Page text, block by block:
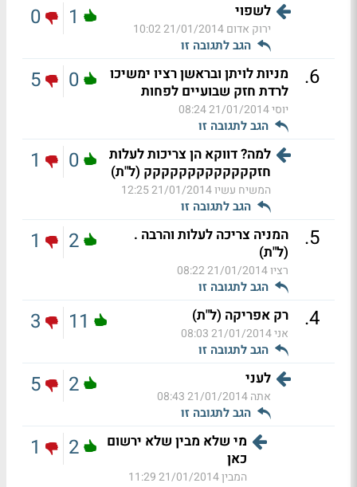
לשפוי
ירוק אדום21/01/2014 10:02
הגב לתגובה זו
1
0
6
.
מניות לויתן ובראשן רציו ימשיכו
לרדת חזק שבועיים לפחות
יוסי21/01/2014 08:24
הגב לתגובה זו
0
5
למה? דווקא הן צריכות לעלות
חזקקקקקקקקקקקקק (ל"ת)
המשיח עשיו21/01/2014 12:25
הגב לתגובה זו
0
1
5
.
המניה צריכה לעלות והרבה .
(ל"ת)
רציו21/01/2014 08:22
הגב לתגובה זו
2
1
4
. רק אפריקה (ל"ת)
אני21/01/2014 08:03
הגב לתגובה זו
11
3
לעני
אתה21/01/2014 08:43
הגב לתגובה זו
2
5
מי שלא מבין שלא ירשום
כאן
המבין21/01/2014 11:29
2
1